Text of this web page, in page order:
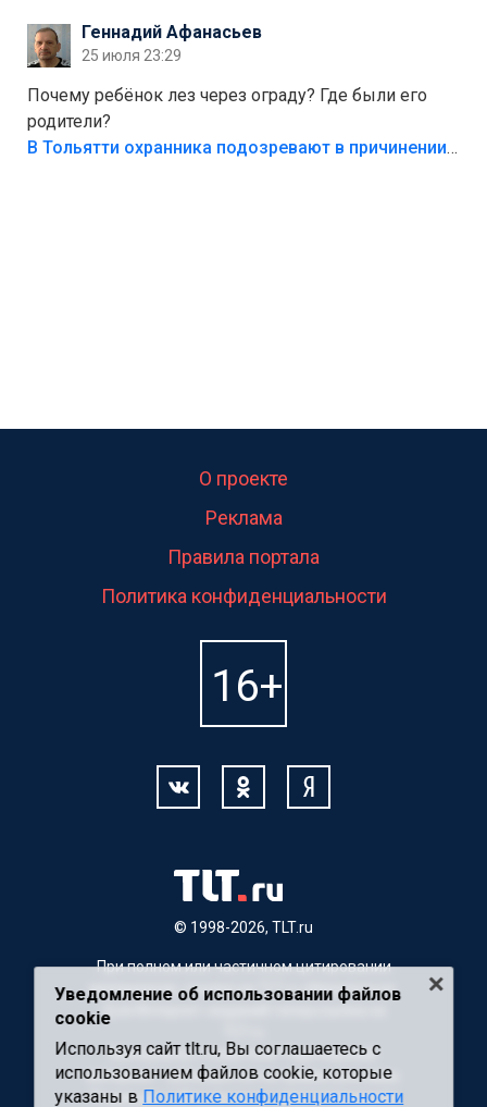
свою судьбу.Геннадий Афанасьев
25 июля 23:29
Почему ребёнок лез через ограду? Где были его
родители?
В Тольятти охранника подозревают в причинении смерти ребенку
© 1998-2026, TLT.ru
О проекте
Реклама
Правила портала
Политика конфиденциальности
При полном или частичном цитировании
материалов, ссылка на TLT.ru обязательна.
Для Интернет-изданий гиперссылка на
Материалы с пометкой "Партнерский
материал" публикуются на правах рекламы.
Редакция сайта не несет ответственности
Уведомление об использовании файлов
cookie
Используя сайт tlt.ru, Вы соглашаетесь с
использованием файлов cookie, которые
указаны в Политике конфиденциальности